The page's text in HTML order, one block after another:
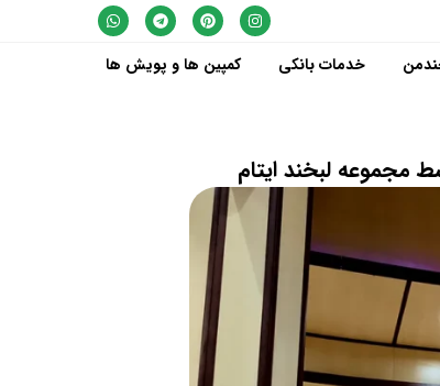
خدمات بانکی کمپین ها و پویش ها
مجموعه لبخند ایتام